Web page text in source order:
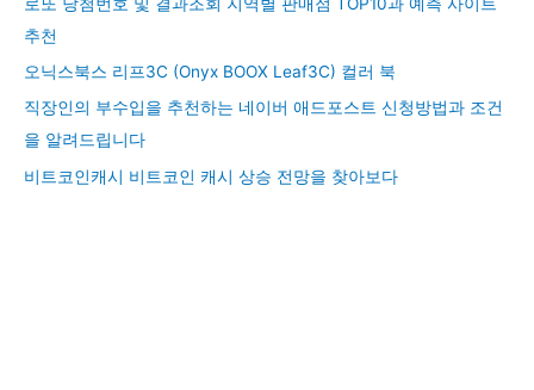
추천
오닉스북스 리프3C (Onyx BOOX Leaf3C) 컬러 북
직장인의 부수입을 추천하는 네이버 애드포스트 신청방법과 조건
을 알려드립니다
비트코인캐시 비트코인 캐시 상승 전망을 찾아보다